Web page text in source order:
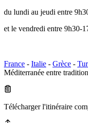
du lundi au jeudi entre
et le vendredi entre 9h30-
France - Italie - Grèce -
Méditerranée entre
Télécharger l'itinéraire